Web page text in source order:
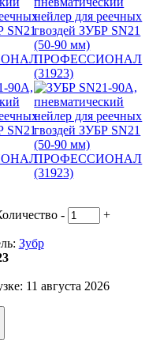
- +
Зубр
11 августа 2026